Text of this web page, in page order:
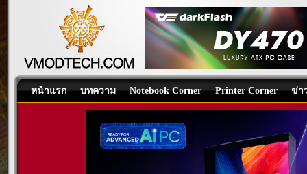
หน้าแรก บทความ Notebook Corner Printer Corner ข่า